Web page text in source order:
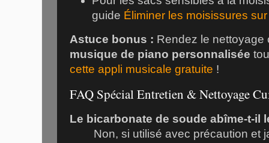
guide Éliminer les moisissures
Astuce bonus : Rendez le nettoyage
musique de piano personnalisée
cette appli musicale gratuite !
FAQ Spécial Entretien & Nettoyage
Le bicarbonate de soude abîme-t-il
Non, si utilisé avec précaution et